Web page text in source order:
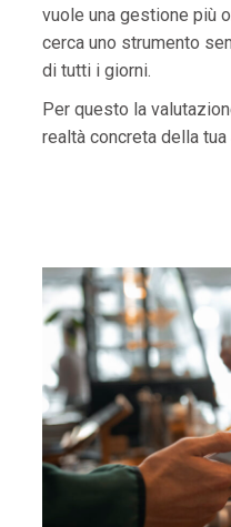
vuole una gestione più
cerca uno strumento
di tutti i giorni.
Per questo la
realtà concreta della tua